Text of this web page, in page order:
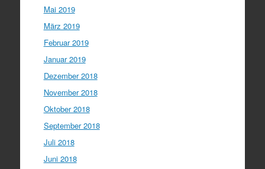
Mai 2019
März 2019
Februar 2019
Januar 2019
Dezember 2018
November 2018
Oktober 2018
September 2018
Juli 2018
Juni 2018